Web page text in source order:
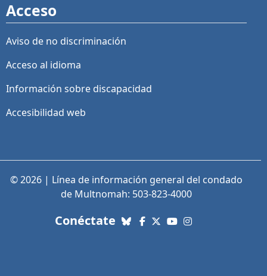
Acceso
Aviso de no discriminación
Acceso al idioma
Información sobre discapacidad
Accesibilidad web
© 2026 | Línea de información general del condado
de Multnomah: 503-823-4000
Conéctate con nosotros. Enlaces a
Bluesky
Facebook
X (Twitter)
YouTube
Instagram